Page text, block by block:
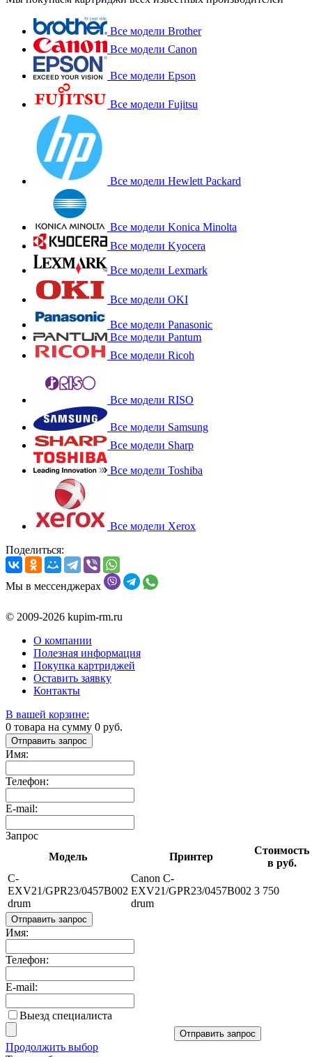
Все модели Brother
Все модели Canon
Все модели Epson
Все модели Fujitsu
Все модели Hewlett Packard
Все модели Konica Minolta
Все модели Kyocera
Все модели Lexmark
Все модели OKI
Все модели Panasonic
Все модели Pantum
Все модели Ricoh
Все модели RISO
Все модели Samsung
Все модели Sharp
Все модели Toshiba
Все модели Xerox
Поделиться:
Мы в мессенджерах
© 2009-2026 kupim-rm.ru
О компании
Полезная информация
Покупка картриджей
Оставить заявку
Контакты
В вашей корзине:
0 товара на сумму 0 руб.
Отправить запрос
Имя:
Телефон:
E-mail:
Запрос
Модель
Принтер
Стоимость
в руб.
C-
EXV21/GPR23/0457B002
drum
Canon C-
EXV21/GPR23/0457B002
drum
3 750
Отправить запрос
Имя:
Телефон:
E-mail:
Выезд специалиста
Отправить запрос
Продолжить выбор